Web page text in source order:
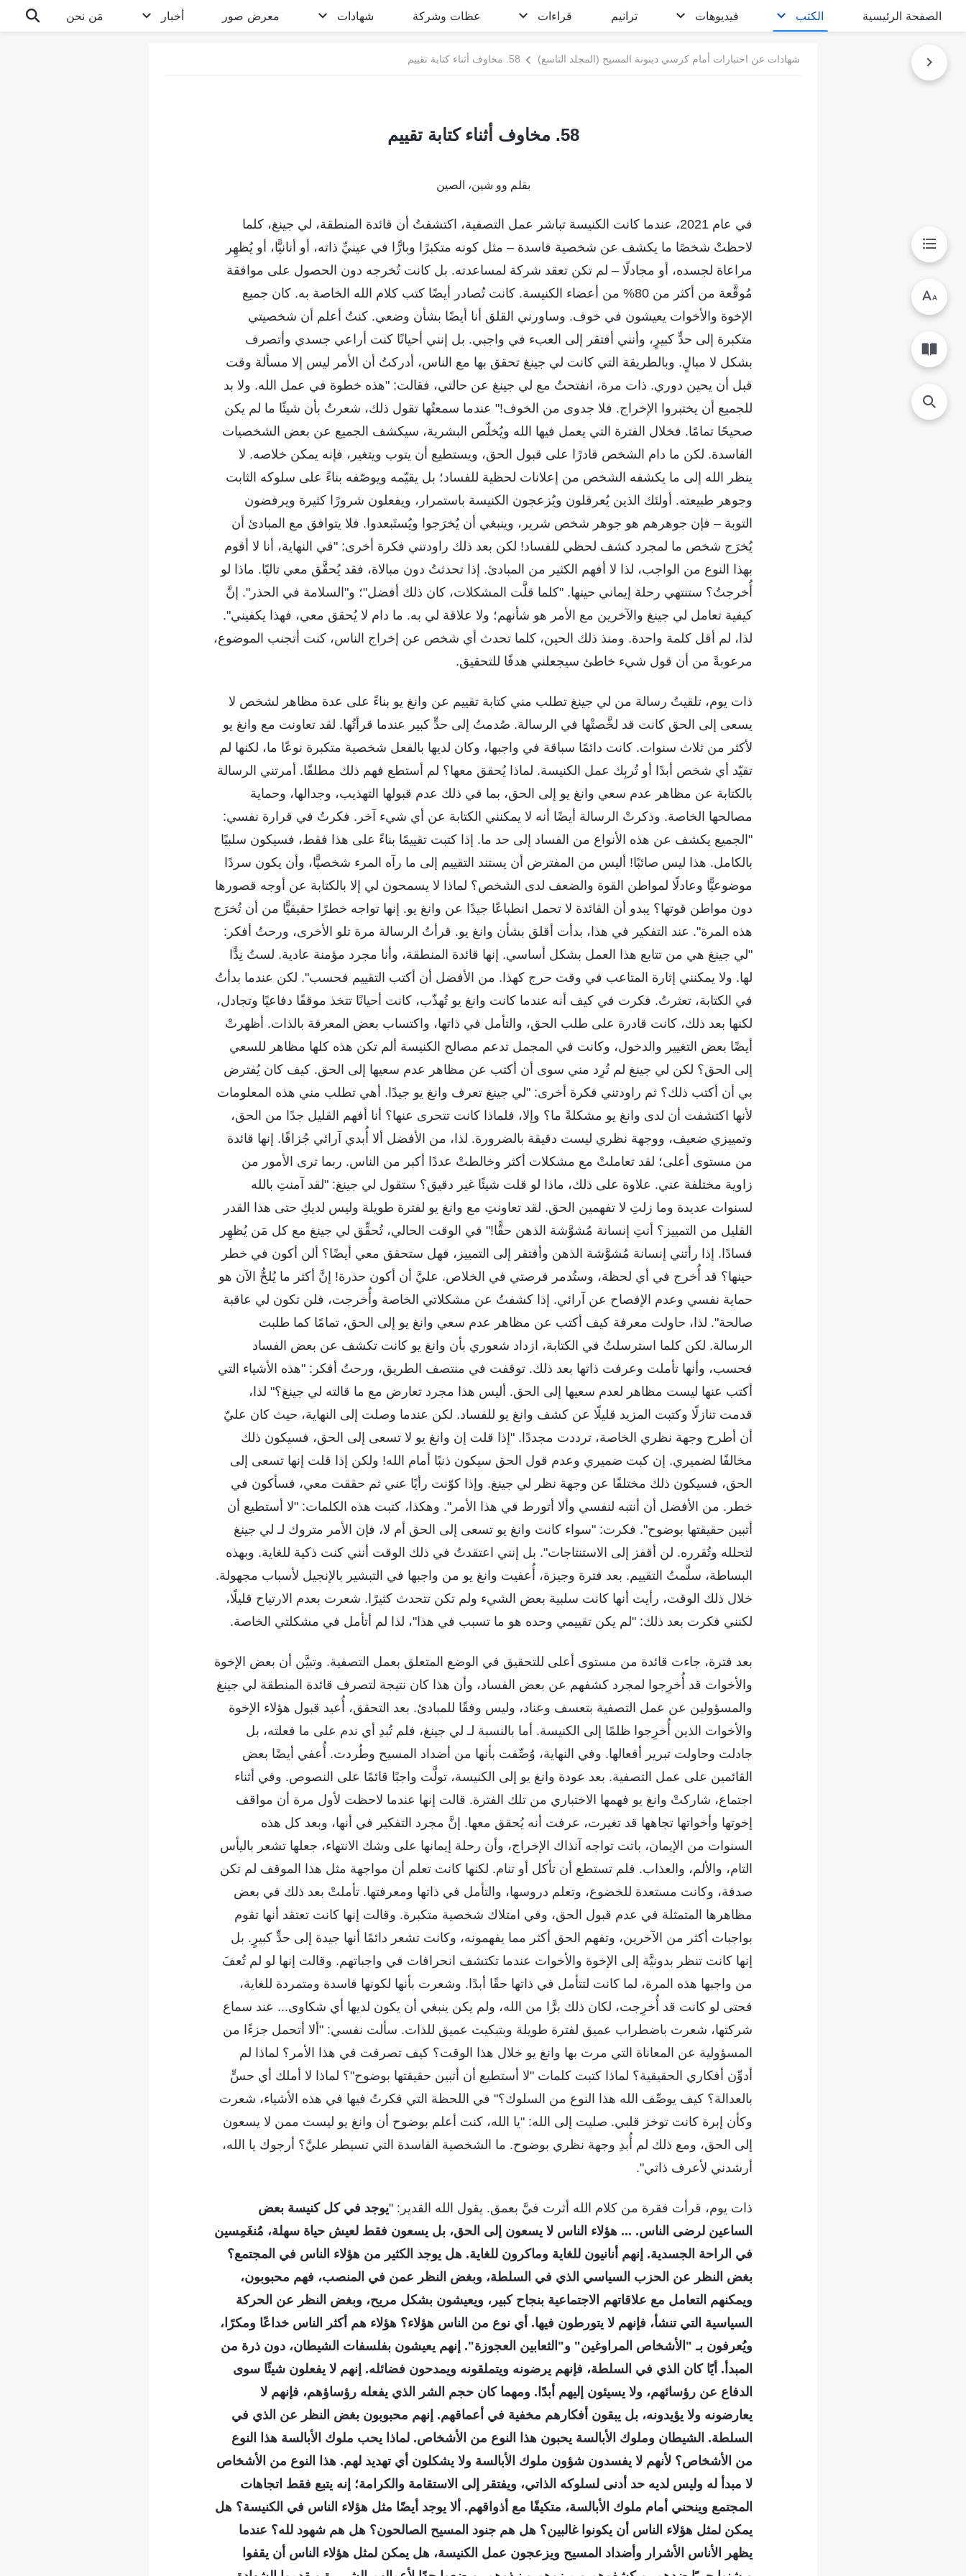
الصفحة الرئيسية الكتب فيديوهات ترانيم قراءات عظات وشركة شهادات معرض صور أخبار مَن نحن
شهادات عن اختبارات أمام كرسي دينونة المسيح (المجلد التاسع) 58. مخاوف أثناء كتابة تقييم
58. مخاوف أثناء كتابة تقييم
بقلم وو شين، الصين
في عام 2021، عندما كانت الكنيسة تباشر عمل التصفية، اكتشفتُ أن قائدة المنطقة، لي جينغ، كلما
لاحظتْ شخصًا ما يكشف عن شخصية فاسدة – مثل كونه متكبرًا وبارًّا في عينيِّ ذاته، أو أنانيًّا، أو يُظهِر
مراعاة لجسده، أو مجادلًا – لم تكن تعقد شركة لمساعدته. بل كانت تُخرجه دون الحصول على موافقة
مُوقَّعة من أكثر من 80% من أعضاء الكنيسة. كانت تُصادر أيضًا كتب كلام الله الخاصة به. كان جميع
الإخوة والأخوات يعيشون في خوف. وساورني القلق أنا أيضًا بشأن وضعي. كنتُ أعلم أن شخصيتي
متكبرة إلى حدٍّ كبيرٍ، وأنني أفتقر إلى العبء في واجبي. بل إنني أحيانًا كنت أراعي جسدي وأتصرف
بشكل لا مبالٍ. وبالطريقة التي كانت لي جينغ تحقق بها مع الناس، أدركتُ أن الأمر ليس إلا مسألة وقت
قبل أن يحين دوري. ذات مرة، انفتحتُ مع لي جينغ عن حالتي، فقالت: "هذه خطوة في عمل الله. ولا بد
للجميع أن يختبروا الإخراج. فلا جدوى من الخوف!" عندما سمعتُها تقول ذلك، شعرتُ بأن شيئًا ما لم يكن
صحيحًا تمامًا. فخلال الفترة التي يعمل فيها الله ويُخلّص البشرية، سيكشف الجميع عن بعض الشخصيات
الفاسدة. لكن ما دام الشخص قادرًا على قبول الحق، ويستطيع أن يتوب ويتغير، فإنه يمكن خلاصه. لا
ينظر الله إلى ما يكشفه الشخص من إعلانات لحظية للفساد؛ بل يقيّمه ويوصّفه بناءً على سلوكه الثابت
وجوهر طبيعته. أولئك الذين يُعرقلون ويُزعجون الكنيسة باستمرار، ويفعلون شرورًا كثيرة ويرفضون
التوبة – فإن جوهرهم هو جوهر شخص شرير، وينبغي أن يُخرَجوا ويُستَبعدوا. فلا يتوافق مع المبادئ أن
يُخرَج شخص ما لمجرد كشف لحظي للفساد! لكن بعد ذلك راودتني فكرة أخرى: "في النهاية، أنا لا أقوم
بهذا النوع من الواجب، لذا لا أفهم الكثير من المبادئ. إذا تحدثتُ دون مبالاة، فقد يُحقَّق معي تاليًا. ماذا لو
أُخرجتُ؟ ستنتهي رحلة إيماني حينها. "كلما قلَّت المشكلات، كان ذلك أفضل"؛ و"السلامة في الحذر". إنَّ
كيفية تعامل لي جينغ والآخرين مع الأمر هو شأنهم؛ ولا علاقة لي به. ما دام لا يُحقق معي، فهذا يكفيني".
لذا، لم أقل كلمة واحدة. ومنذ ذلك الحين، كلما تحدث أي شخص عن إخراج الناس، كنت أتجنب الموضوع،
مرعوبةً من أن قول شيء خاطئ سيجعلني هدفًا للتحقيق.
ذات يوم، تلقيتُ رسالة من لي جينغ تطلب مني كتابة تقييم عن وانغ يو بناءً على عدة مظاهر لشخص لا
يسعى إلى الحق كانت قد لخَّصتْها في الرسالة. صُدمتُ إلى حدٍّ كبير عندما قرأتُها. لقد تعاونت مع وانغ يو
لأكثر من ثلاث سنوات. كانت دائمًا سباقة في واجبها، وكان لديها بالفعل شخصية متكبرة نوعًا ما، لكنها لم
تقيّد أي شخص أبدًا أو تُربِك عمل الكنيسة. لماذا يُحقق معها؟ لم أستطع فهم ذلك مطلقًا. أمرتني الرسالة
بالكتابة عن مظاهر عدم سعي وانغ يو إلى الحق، بما في ذلك عدم قبولها التهذيب، وجدالها، وحماية
مصالحها الخاصة. وذكرتْ الرسالة أيضًا أنه لا يمكنني الكتابة عن أي شيء آخر. فكرتُ في قرارة نفسي:
"الجميع يكشف عن هذه الأنواع من الفساد إلى حد ما. إذا كتبت تقييمًا بناءً على هذا فقط، فسيكون سلبيًا
بالكامل. هذا ليس صائبًا! أليس من المفترض أن يستند التقييم إلى ما رآه المرء شخصيًّا، وأن يكون سردًا
موضوعيًّا وعادلًا لمواطن القوة والضعف لدى الشخص؟ لماذا لا يسمحون لي إلا بالكتابة عن أوجه قصورها
دون مواطن قوتها؟ يبدو أن القائدة لا تحمل انطباعًا جيدًا عن وانغ يو. إنها تواجه خطرًا حقيقيًّا من أن تُخرَج
هذه المرة". عند التفكير في هذا، بدأت أقلق بشأن وانغ يو. قرأتُ الرسالة مرة تلو الأخرى، ورحتُ أفكر:
"لي جينغ هي من تتابع هذا العمل بشكل أساسي. إنها قائدة المنطقة، وأنا مجرد مؤمنة عادية. لستُ نِدًّا
لها. ولا يمكنني إثارة المتاعب في وقت حرج كهذا. من الأفضل أن أكتب التقييم فحسب". لكن عندما بدأتُ
في الكتابة، تعثرتُ. فكرت في كيف أنه عندما كانت وانغ يو تُهذّب، كانت أحيانًا تتخذ موقفًا دفاعيًا وتجادل،
لكنها بعد ذلك، كانت قادرة على طلب الحق، والتأمل في ذاتها، واكتساب بعض المعرفة بالذات. أظهرتْ
أيضًا بعض التغيير والدخول، وكانت في المجمل تدعم مصالح الكنيسة ألم تكن هذه كلها مظاهر للسعي
إلى الحق؟ لكن لي جينغ لم تُرِد مني سوى أن أكتب عن مظاهر عدم سعيها إلى الحق. كيف كان يُفترض
بي أن أكتب ذلك؟ ثم راودتني فكرة أخرى: "لي جينغ تعرف وانغ يو جيدًا. أهي تطلب مني هذه المعلومات
لأنها اكتشفت أن لدى وانغ يو مشكلةً ما؟ وإلا، فلماذا كانت تتحرى عنها؟ أنا أفهم القليل جدًا من الحق،
وتمييزي ضعيف، ووجهة نظري ليست دقيقة بالضرورة. لذا، من الأفضل ألا أُبدي آرائي جُزافًا. إنها قائدة
من مستوى أعلى؛ لقد تعاملتْ مع مشكلات أكثر وخالطتْ عددًا أكبر من الناس. ربما ترى الأمور من
زاوية مختلفة عني. علاوة على ذلك، ماذا لو قلت شيئًا غير دقيق؟ ستقول لي جينغ: "لقد آمنتِ بالله
لسنوات عديدة وما زلتِ لا تفهمين الحق. لقد تعاونتِ مع وانغ يو لفترة طويلة وليس لديكِ حتى هذا القدر
القليل من التمييز؟ أنتِ إنسانة مُشوَّشة الذهن حقًّا!" في الوقت الحالي، تُحقِّق لي جينغ مع كل مَن يُظهِر
فسادًا. إذا رأتني إنسانة مُشوَّشة الذهن وأفتقر إلى التمييز، فهل ستحقق معي أيضًا؟ ألن أكون في خطر
حينها؟ قد أُخرج في أي لحظة، وستُدمر فرصتي في الخلاص. عليَّ أن أكون حذرة! إنَّ أكثر ما يُلحُّ الآن هو
حماية نفسي وعدم الإفصاح عن آرائي. إذا كشفتُ عن مشكلاتي الخاصة وأُخرجت، فلن تكون لي عاقبة
صالحة". لذا، حاولت معرفة كيف أكتب عن مظاهر عدم سعي وانغ يو إلى الحق، تمامًا كما طلبت
الرسالة. لكن كلما استرسلتُ في الكتابة، ازداد شعوري بأن وانغ يو كانت تكشف عن بعض الفساد
فحسب، وأنها تأملت وعرفت ذاتها بعد ذلك. توقفت في منتصف الطريق، ورحتُ أفكر: "هذه الأشياء التي
أكتب عنها ليست مظاهر لعدم سعيها إلى الحق. أليس هذا مجرد تعارض مع ما قالته لي جينغ؟" لذا،
قدمت تنازلًا وكتبت المزيد قليلًا عن كشف وانغ يو للفساد. لكن عندما وصلت إلى النهاية، حيث كان عليّ
أن أطرح وجهة نظري الخاصة، ترددت مجددًا. "إذا قلت إن وانغ يو لا تسعى إلى الحق، فسيكون ذلك
مخالفًا لضميري. إن كبت ضميري وعدم قول الحق سيكون ذنبًا أمام الله! ولكن إذا قلت إنها تسعى إلى
الحق، فسيكون ذلك مختلفًا عن وجهة نظر لي جينغ. وإذا كوّنت رأيًا عني ثم حققت معي، فسأكون في
خطر. من الأفضل أن أنتبه لنفسي وألا أتورط في هذا الأمر". وهكذا، كتبت هذه الكلمات: "لا أستطيع أن
أتبين حقيقتها بوضوح". فكرت: "سواء كانت وانغ يو تسعى إلى الحق أم لا، فإن الأمر متروك لـ لي جينغ
لتحلله وتُقرره. لن أقفز إلى الاستنتاجات". بل إنني اعتقدتُ في ذلك الوقت أنني كنت ذكية للغاية. وبهذه
البساطة، سلَّمتُ التقييم. بعد فترة وجيزة، أُعفيت وانغ يو من واجبها في التبشير بالإنجيل لأسباب مجهولة.
خلال ذلك الوقت، رأيت أنها كانت سلبية بعض الشيء ولم تكن تتحدث كثيرًا. شعرت بعدم الارتياح قليلًا،
لكنني فكرت بعد ذلك: "لم يكن تقييمي وحده هو ما تسبب في هذا"، لذا لم أتأمل في مشكلتي الخاصة.
بعد فترة، جاءت قائدة من مستوى أعلى للتحقيق في الوضع المتعلق بعمل التصفية. وتبيَّن أن بعض الإخوة
والأخوات قد أُخرِجوا لمجرد كشفهم عن بعض الفساد، وأن هذا كان نتيجة لتصرف قائدة المنطقة لي جينغ
والمسؤولين عن عمل التصفية بتعسف وعناد، وليس وفقًا للمبادئ. بعد التحقق، أُعيد قبول هؤلاء الإخوة
والأخوات الذين أُخرِجوا ظلمًا إلى الكنيسة. أما بالنسبة لـ لي جينغ، فلم تُبدِ أي ندم على ما فعلته، بل
جادلت وحاولت تبرير أفعالها. وفي النهاية، وُصِّفت بأنها من أضداد المسيح وطُردت. أُعفي أيضًا بعض
القائمين على عمل التصفية. بعد عودة وانغ يو إلى الكنيسة، تولَّت واجبًا قائمًا على النصوص. وفي أثناء
اجتماع، شاركتْ وانغ يو فهمها الاختباري من تلك الفترة. قالت إنها عندما لاحظت لأول مرة أن مواقف
إخوتها وأخواتها تجاهها قد تغيرت، عرفت أنه يُحقق معها. إنَّ مجرد التفكير في أنها، وبعد كل هذه
السنوات من الإيمان، باتت تواجه آنذاك الإخراج، وأن رحلة إيمانها على وشك الانتهاء، جعلها تشعر باليأس
التام، والألم، والعذاب. فلم تستطع أن تأكل أو تنام. لكنها كانت تعلم أن مواجهة مثل هذا الموقف لم تكن
صدفة، وكانت مستعدة للخضوع، وتعلم دروسها، والتأمل في ذاتها ومعرفتها. تأملتْ بعد ذلك في بعض
مظاهرها المتمثلة في عدم قبول الحق، وفي امتلاك شخصية متكبرة. وقالت إنها كانت تعتقد أنها تقوم
بواجبات أكثر من الآخرين، وتفهم الحق أكثر مما يفهمونه، وكانت تشعر دائمًا أنها جيدة إلى حدٍّ كبيرٍ. بل
إنها كانت تنظر بدونيَّة إلى الإخوة والأخوات عندما تكتشف انحرافات في واجباتهم. وقالت إنها لو لم تُعفَ
من واجبها هذه المرة، لما كانت لتتأمل في ذاتها حقًا أبدًا. وشعرت بأنها لكونها فاسدة ومتمردة للغاية،
فحتى لو كانت قد أُخرِجت، لكان ذلك برًّا من الله، ولم يكن ينبغي أن يكون لديها أي شكاوى... عند سماع
شركتها، شعرت باضطراب عميق لفترة طويلة وبتبكيت عميق للذات. سألت نفسي: "ألا أتحمل جزءًا من
المسؤولية عن المعاناة التي مرت بها وانغ يو خلال هذا الوقت؟ كيف تصرفت في هذا الأمر؟ لماذا لم
أدوِّن أفكاري الحقيقية؟ لماذا كتبت كلمات "لا أستطيع أن أتبين حقيقتها بوضوح"؟ لماذا لا أملك أي حسٍّ
بالعدالة؟ كيف يوصِّف الله هذا النوع من السلوك؟" في اللحظة التي فكرتُ فيها في هذه الأشياء، شعرت
وكأن إبرة كانت توخز قلبي. صليت إلى الله: "يا الله، كنت أعلم بوضوح أن وانغ يو ليست ممن لا يسعون
إلى الحق، ومع ذلك لم أُبدِ وجهة نظري بوضوح. ما الشخصية الفاسدة التي تسيطر عليَّ؟ أرجوك يا الله،
أرشدني لأعرف ذاتي".
ذات يوم، قرأت فقرة من كلام الله أثرت فيَّ بعمق. يقول الله القدير: "يوجد في كل كنيسة بعض
الساعين لرضى الناس. ... هؤلاء الناس لا يسعون إلى الحق، بل يسعون فقط لعيش حياة سهلة، مُنغَمِسين
في الراحة الجسدية. إنهم أنانيون للغاية وماكرون للغاية. هل يوجد الكثير من هؤلاء الناس في المجتمع؟
بغض النظر عن الحزب السياسي الذي في السلطة، وبغض النظر عمن في المنصب، فهم محبوبون،
ويمكنهم التعامل مع علاقاتهم الاجتماعية بنجاح كبير، ويعيشون بشكل مريح، وبغض النظر عن الحركة
السياسية التي تنشأ، فإنهم لا يتورطون فيها. أي نوع من الناس هؤلاء؟ هؤلاء هم أكثر الناس خداعًا ومكرًا،
ويُعرفون بـ "الأشخاص المراوغين" و"الثعابين العجوزة". إنهم يعيشون بفلسفات الشيطان، دون ذرة من
المبدأ. أيًا كان الذي في السلطة، فإنهم يرضونه ويتملقونه ويمدحون فضائله. إنهم لا يفعلون شيئًا سوى
الدفاع عن رؤسائهم، ولا يسيئون إليهم أبدًا. ومهما كان حجم الشر الذي يفعله رؤساؤهم، فإنهم لا
يعارضونه ولا يؤيدونه، بل يبقون أفكارهم مخفية في أعماقهم. إنهم محبوبون بغض النظر عن الذي في
السلطة. الشيطان وملوك الأبالسة يحبون هذا النوع من الأشخاص. لماذا يحب ملوك الأبالسة هذا النوع
من الأشخاص؟ لأنهم لا يفسدون شؤون ملوك الأبالسة ولا يشكلون أي تهديد لهم. هذا النوع من الأشخاص
لا مبدأ له وليس لديه حد أدنى لسلوكه الذاتي، ويفتقر إلى الاستقامة والكرامة؛ إنه يتبع فقط اتجاهات
المجتمع وينحني أمام ملوك الأبالسة، متكيفًا مع أذواقهم. ألا يوجد أيضًا مثل هؤلاء الناس في الكنيسة؟ هل
يمكن لمثل هؤلاء الناس أن يكونوا غالبين؟ هل هم جنود المسيح الصالحون؟ هل هم شهود لله؟ عندما
يظهر الأناس الأشرار وأضداد المسيح ويزعجون عمل الكنيسة، هل يمكن لمثل هؤلاء الناس أن يقفوا